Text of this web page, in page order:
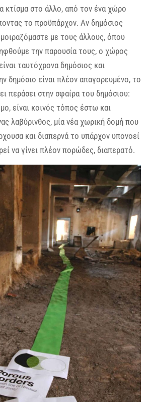
κτίσμα στο άλλο, από τον ένα χώρο
το προϋπάρχον. Αν δημόσιος
με τους άλλους, όπου
την παρουσία τους, ο χώρος
ταυτόχρονα δημόσιος και
δημόσιο είναι πλέον απαγορευμένο, το
περάσει στην σφαίρα του δημόσιου:
είναι κοινός τόπος έστω και
λαβύρινθος, μία νέα χωρική δομή που
και διαπερνά το υπάρχον υπονοεί
να γίνει πλέον πορώδες, διαπερατό.